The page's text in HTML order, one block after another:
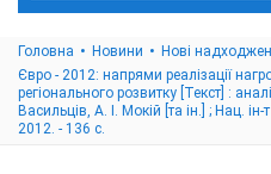
Головна Новини Нові
Євро - 2012: напрями реалізації
регіонального розвитку [Текст] :
Васильців, А. І. Мокій [та ін.] ; Нац.
2012. - 136 с.